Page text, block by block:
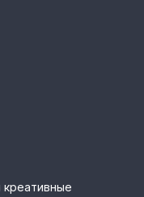
креативные